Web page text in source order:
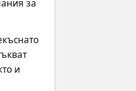
за
и